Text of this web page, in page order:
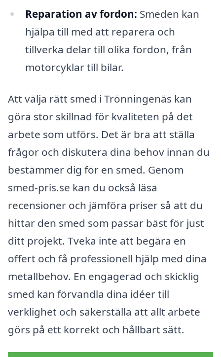
Reparation av fordon: Smeden kan
hjälpa till med att reparera och
tillverka delar till olika fordon, från
motorcyklar till bilar.
Att välja rätt smed i Trönningenäs kan
göra stor skillnad för kvaliteten på det
arbete som utförs. Det är bra att ställa
frågor och diskutera dina behov innan du
bestämmer dig för en smed. Genom
smed-pris.se kan du också läsa
recensioner och jämföra priser så att du
hittar den smed som passar bäst för just
ditt projekt. Tveka inte att begära en
offert och få professionell hjälp med dina
metallbehov. En engagerad och skicklig
smed kan förvandla dina idéer till
verklighet och säkerställa att allt arbete
görs på ett korrekt och hållbart sätt.